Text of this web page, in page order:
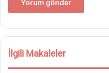
İlgili Makaleler